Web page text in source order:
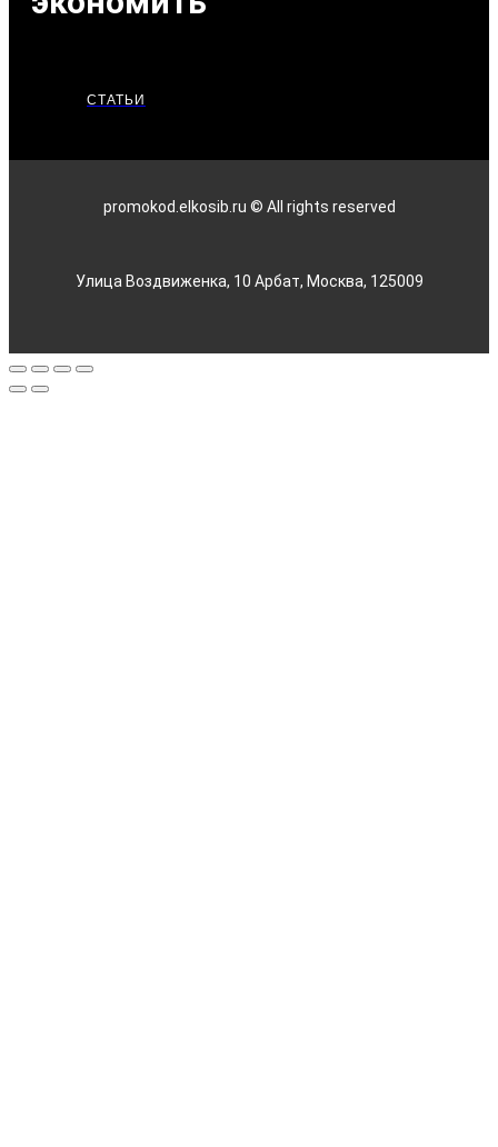
СТАТЬИ
promokod.elkosib.ru © All rights reserved
Улица Воздвиженка, 10 Арбат, Москва, 125009